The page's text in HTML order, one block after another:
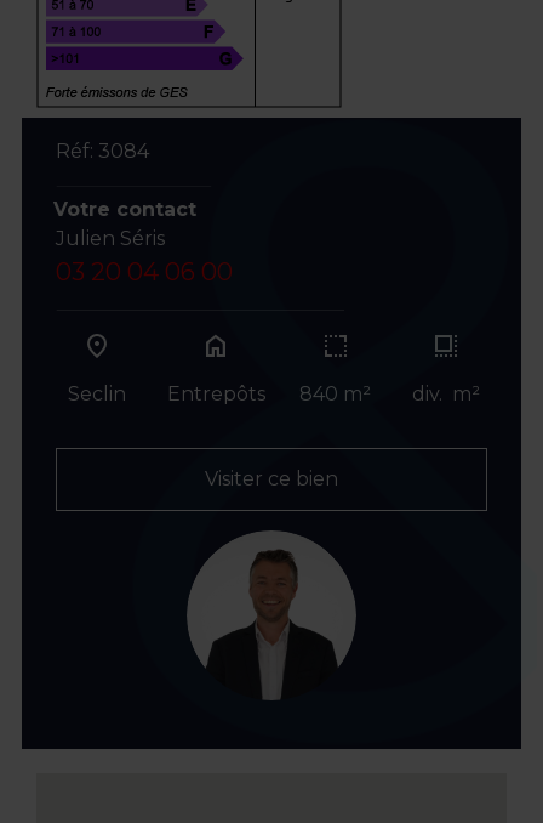
Réf: 3084
Votre contact
Julien Séris
03 20 04 06 00
Seclin
home
Entrepôts 840 m² div. m²
Visiter ce bien